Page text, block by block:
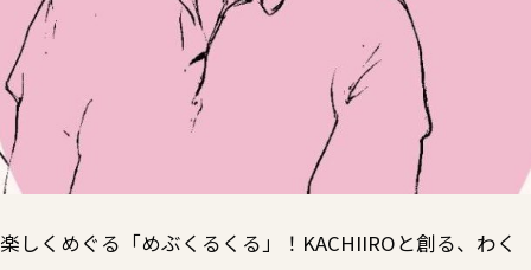
楽しくめぐる「めぶくるくる」！KACHIIROと創る、わく